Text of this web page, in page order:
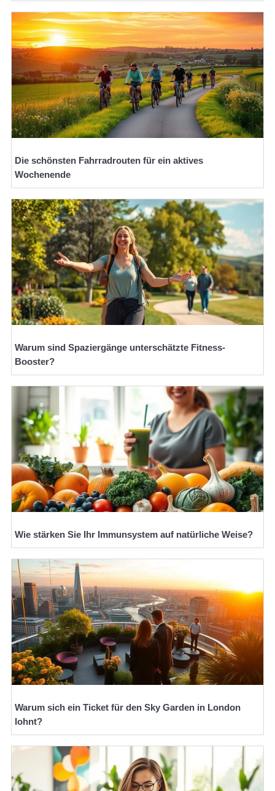
Die schönsten Fahrradrouten für ein aktives
Wochenende
Warum sind Spaziergänge unterschätzte Fitness-
Booster?
Wie stärken Sie Ihr Immunsystem auf natürliche Weise?
Warum sich ein Ticket für den Sky Garden in London
lohnt?